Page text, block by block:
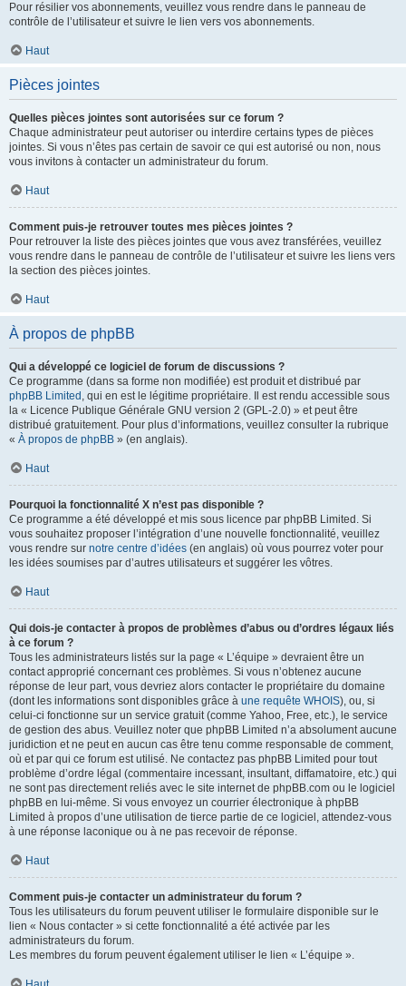
Pour résilier vos abonnements, veuillez vous rendre dans le panneau de
contrôle de l’utilisateur et suivre le lien vers vos abonnements.
Haut
Pièces jointes
Quelles pièces jointes sont autorisées sur ce forum ?
Chaque administrateur peut autoriser ou interdire certains types de pièces
jointes. Si vous n’êtes pas certain de savoir ce qui est autorisé ou non, nous
vous invitons à contacter un administrateur du forum.
Haut
Comment puis-je retrouver toutes mes pièces jointes ?
Pour retrouver la liste des pièces jointes que vous avez transférées, veuillez
vous rendre dans le panneau de contrôle de l’utilisateur et suivre les liens vers
la section des pièces jointes.
Haut
À propos de phpBB
Qui a développé ce logiciel de forum de discussions ?
Ce programme (dans sa forme non modifiée) est produit et distribué par
phpBB Limited , qui en est le légitime propriétaire. Il est rendu accessible sous
la « Licence Publique Générale GNU version 2 (GPL-2.0) » et peut être
distribué gratuitement. Pour plus d’informations, veuillez consulter la rubrique
« À propos de phpBB » (en anglais).
Haut
Pourquoi la fonctionnalité X n’est pas disponible ?
Ce programme a été développé et mis sous licence par phpBB Limited. Si
vous souhaitez proposer l’intégration d’une nouvelle fonctionnalité, veuillez
vous rendre sur notre centre d’idées (en anglais) où vous pourrez voter pour
les idées soumises par d’autres utilisateurs et suggérer les vôtres.
Haut
Qui dois-je contacter à propos de problèmes d’abus ou d’ordres légaux liés
à ce forum ?
Tous les administrateurs listés sur la page « L’équipe » devraient être un
contact approprié concernant ces problèmes. Si vous n’obtenez aucune
réponse de leur part, vous devriez alors contacter le propriétaire du domaine
(dont les informations sont disponibles grâce à une requête WHOIS), ou, si
celui-ci fonctionne sur un service gratuit (comme Yahoo, Free, etc.), le service
de gestion des abus. Veuillez noter que phpBB Limited n’a absolument aucune
juridiction et ne peut en aucun cas être tenu comme responsable de comment,
où et par qui ce forum est utilisé. Ne contactez pas phpBB Limited pour tout
problème d’ordre légal (commentaire incessant, insultant, diffamatoire, etc.) qui
ne sont pas directement reliés avec le site internet de phpBB.com ou le logiciel
phpBB en lui-même. Si vous envoyez un courrier électronique à phpBB
Limited à propos d’une utilisation de tierce partie de ce logiciel, attendez-vous
à une réponse laconique ou à ne pas recevoir de réponse.
Haut
Comment puis-je contacter un administrateur du forum ?
Tous les utilisateurs du forum peuvent utiliser le formulaire disponible sur le
lien « Nous contacter » si cette fonctionnalité a été activée par les
administrateurs du forum.
Les membres du forum peuvent également utiliser le lien « L’équipe ».